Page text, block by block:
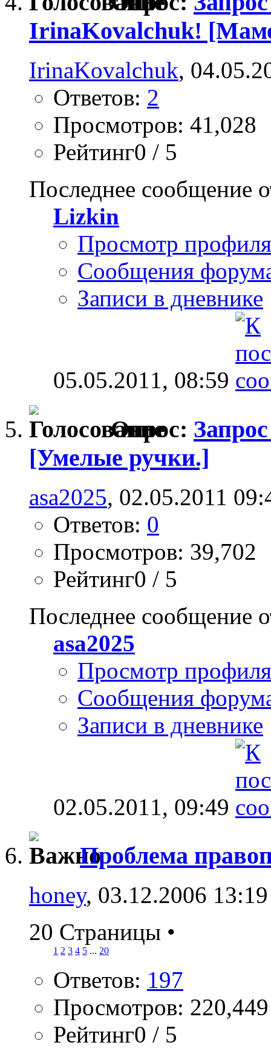
IrinaKovalchuk!
IrinaKovalchuk,
Ответов: 2
Просмотров: 41,028
Рейтинг0 / 5
Последнее сообщение
Lizkin
Просмотр профиля
Сообщения
Записи в дневнике
05.05.2011, 08:59
Опрос:
[Умелые ручки.]
asa2025, 02.05.2011
Ответов: 0
Просмотров: 39,702
Рейтинг0 / 5
Последнее сообщение
asa2025
Просмотр профиля
Сообщения
Записи в дневнике
02.05.2011, 09:49
Проблема
honey, 03.12.2006 13:19
20 Страницы •
1 2 3 4 5 ... 20
Ответов: 197
Просмотров: 220,449
Рейтинг0 / 5